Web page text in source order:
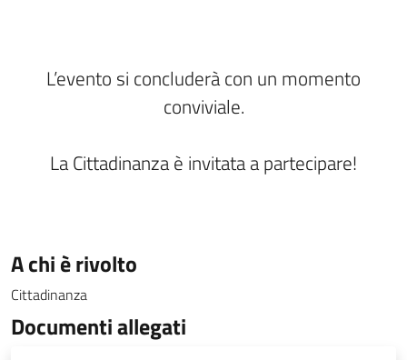
L’evento si concluderà con un momento
conviviale.
La Cittadinanza è invitata a partecipare!
A chi è rivolto
Cittadinanza
Documenti allegati